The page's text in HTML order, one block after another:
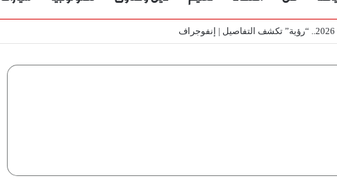
البن في الأسواق المصرية | فيديو لـ”أزهري”